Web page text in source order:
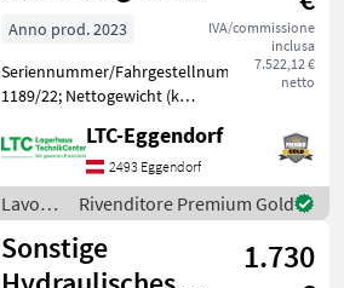
4x75
IVA/commissione
inclusa
7.522,12 €
netto
Anno prod. 2023
Seriennummer/Fahrgestellnummer:
1189/22; Nettogewicht (kg):
Anzahl Reihen: 4; Weitere
Maschinenmerkmale:
Privatverkauf Lavorazione
terreno
LTC-Eggendorf
2493 Eggendorf
Lavorazione
terreno
/
Hatzenbichler
Rivenditore Premium Gold
Sonstige
1.730